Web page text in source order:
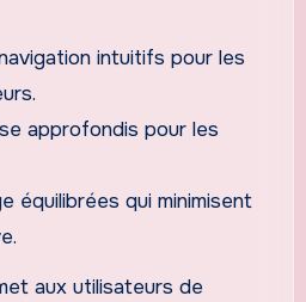
intuitifs pour les
approfondis pour les
équilibrées qui minimisent
aux utilisateurs de